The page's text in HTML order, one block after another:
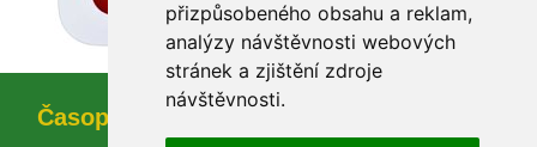
přizpůsobeného obsahu a reklam,
analýzy návštěvnosti webových
tránek a zjištění zdroje
návštěvnosti.
Časopi